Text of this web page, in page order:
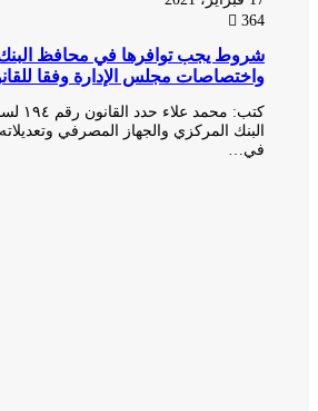
شروط يجب توافرها في محافظ البنك
واختصاصات مجلس الإدارة وفقا للقانون..
البنك المركزي والجهاز المصرفي وتعديلاته،
في…